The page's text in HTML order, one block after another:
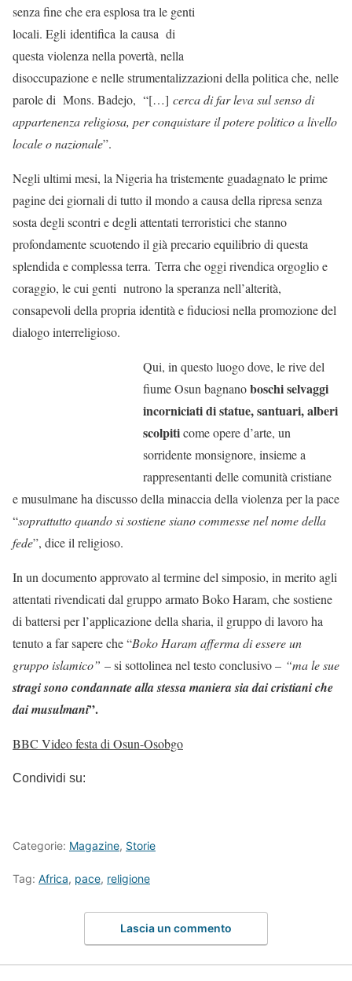
senza fine che era esplosa tra le genti
locali. Egli identifica la causa di
questa violenza nella povertà, nella
disoccupazione e nelle strumentalizzazioni della politica che, nelle
parole di Mons. Badejo, “[…] cerca di far leva sul senso di
appartenenza religiosa, per conquistare il potere politico a livello
locale o nazionale”.
Negli ultimi mesi, la Nigeria ha tristemente guadagnato le prime
pagine dei giornali di tutto il mondo a causa della ripresa senza
sosta degli scontri e degli attentati terroristici che stanno
profondamente scuotendo il già precario equilibrio di questa
splendida e complessa terra. Terra che oggi rivendica orgoglio e
coraggio, le cui genti nutrono la speranza nell’alterità,
consapevoli della propria identità e fiduciosi nella promozione del
dialogo interreligioso.
Qui, in questo luogo dove, le rive del
fiume Osun bagnanoboschi selvaggi
incorniciati di statue, santuari, alberi
scolpiticome opere d’arte, un
sorridente monsignore, insieme a
rappresentanti delle comunità cristiane
e musulmane ha discusso della minaccia della violenza per la pace
“soprattutto quando si sostiene siano commesse nel nome della
fede”, dice il religioso.
In un documento approvato al termine del simposio, in merito agli
attentati rivendicati dal gruppo armato Boko Haram, che sostiene
di battersi per l’applicazione della sharia, il gruppo di lavoro ha
tenuto a far sapere che “Boko Haram afferma di essere un
gruppo islamico” – si sottolinea nel testo conclusivo – “ma le sue
stragi sono condannate alla stessa maniera sia dai cristiani che
dai musulmani”.
BBC Video festa di Osun-Osobgo
Condividi su:
Categorie: Magazine, Storie
Tag: Africa, pace, religione
Lascia un commento